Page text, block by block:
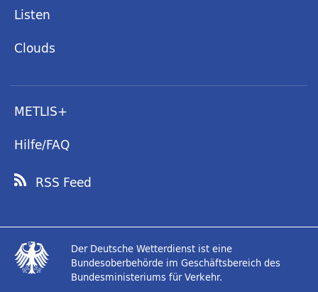
Listen
Clouds
METLIS+
Hilfe/FAQ
RSS Feed
Der Deutsche Wetterdienst ist eine
Bundesoberbehörde im Geschäftsbereich des
Bundesministeriums für Verkehr.